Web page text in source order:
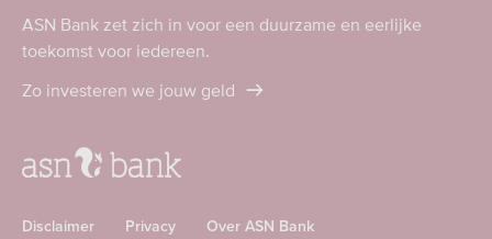
ASN Bank zet zich in voor een duurzame en eerlijke
toekomst voor iedereen.
Zo investeren we jouw geld
Disclaimer Privacy Over ASN Bank